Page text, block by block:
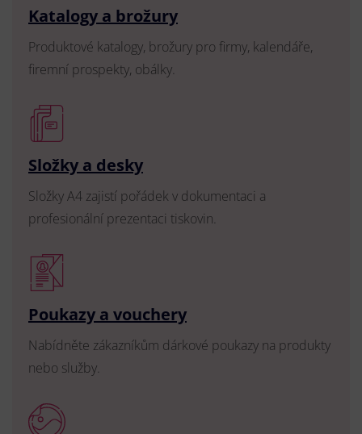
Katalogy a brožury
Produktové katalogy, brožury pro firmy, kalendáře,
firemní prospekty, obálky.
Složky a desky
Složky A4 zajistí pořádek v dokumentaci a
profesionální prezentaci tiskovin.
Poukazy a vouchery
Nabídněte zákazníkům dárkové poukazy na produkty
nebo služby.